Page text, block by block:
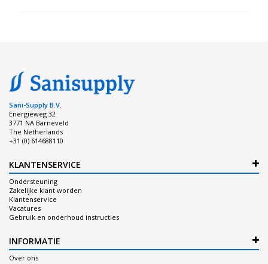
Sani-Supply B.V.
Energieweg 32
3771 NA Barneveld
The Netherlands
+31 (0) 614688110
KLANTENSERVICE
Ondersteuning
Zakelijke klant worden
Klantenservice
Vacatures
Gebruik en onderhoud instructies
INFORMATIE
Over ons